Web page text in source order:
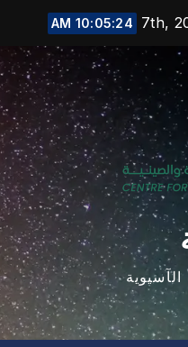
10:05:25 AM